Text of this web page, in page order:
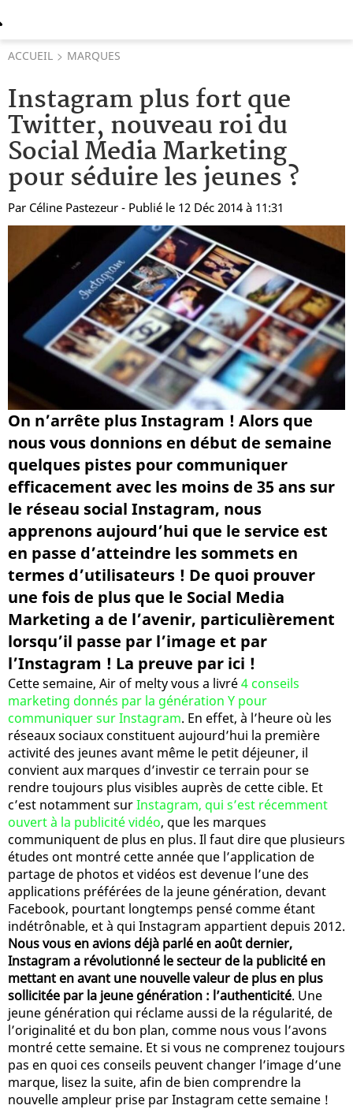
ACCUEIL MARQUES
Instagram plus fort que
Twitter, nouveau roi du
Social Media Marketing
pour séduire les jeunes ?
Par Céline Pastezeur - Publié le 12 Déc 2014 à 11:31
On n’arrête plus Instagram ! Alors que
nous vous donnions en début de semaine
quelques pistes pour communiquer
efficacement avec les moins de 35 ans sur
le réseau social Instagram, nous
apprenons aujourd’hui que le service est
en passe d’atteindre les sommets en
termes d’utilisateurs ! De quoi prouver
une fois de plus que le Social Media
Marketing a de l’avenir, particulièrement
lorsqu’il passe par l’image et par
l’Instagram ! La preuve par ici !
Cette semaine, Air of melty vous a livré4 conseils
marketing donnés par la génération Y pour
communiquer sur Instagram. En effet, à l’heure où les
réseaux sociaux constituent aujourd’hui la première
activité des jeunes avant même le petit déjeuner, il
convient aux marques d’investir ce terrain pour se
rendre toujours plus visibles auprès de cette cible. Et
c’est notamment surInstagram, qui s’est récemment
ouvert à la publicité vidéo, que les marques
communiquent de plus en plus. Il faut dire que plusieurs
études ont montré cette année que l’application de
partage de photos et vidéos est devenue l’une des
applications préférées de la jeune génération, devant
Facebook, pourtant longtemps pensé comme étant
indétrônable, et à qui Instagram appartient depuis 2012.
Nous vous en avions déjà parlé en août dernier,
Instagram a révolutionné le secteur de la publicité en
mettant en avant une nouvelle valeur de plus en plus
sollicitée par la jeune génération : l’authenticité. Une
jeune génération qui réclame aussi de la régularité, de
l’originalité et du bon plan, comme nous vous l’avons
montré cette semaine. Et si vous ne comprenez toujours
pas en quoi ces conseils peuvent changer l’image d’une
marque, lisez la suite, afin de bien comprendre la
nouvelle ampleur prise par Instagram cette semaine !